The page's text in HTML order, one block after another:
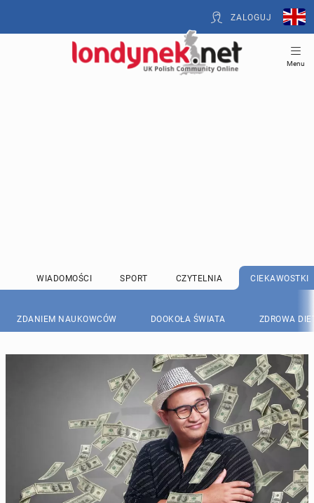
ZALOGUJ
Menu
WIADOMOŚCI SPORT CZYTELNIA CIEKAWOSTKI
ZDANIEM NAUKOWCÓW DOOKOŁA ŚWIATA ZDROWA